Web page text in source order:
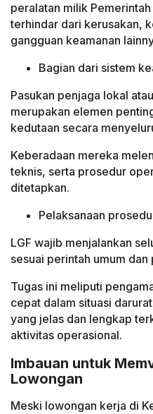
peralatan milik
terhindar dari kerusakan,
gangguan keamanan
Bagian dari sistem
Pasukan penjaga lokal
merupakan elemen
kedutaan secara
Keberadaan mereka
teknis, serta prosedur
ditetapkan.
Pelaksanaan
LGF wajib menjalankan
sesuai perintah umum dan
Tugas ini meliputi
cepat dalam situasi
yang jelas dan lengkap
aktivitas operasional.
Imbauan untuk
Lowongan
Meski lowongan kerja di